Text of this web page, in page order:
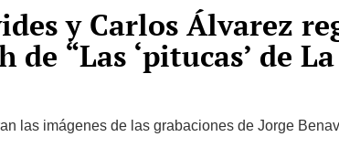
y Carlos Álvarez
de “Las ‘pitucas’ de La
las imágenes de las grabaciones de Jorge